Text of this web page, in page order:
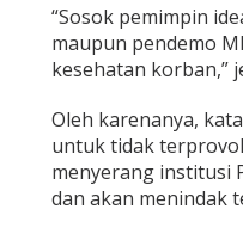
k
e
a
a
K
e
u
“Sosok pemimpin
maupun pendemo
kesehatan korban,”
Oleh karenanya,
untuk tidak
menyerang institusi
dan akan menindak